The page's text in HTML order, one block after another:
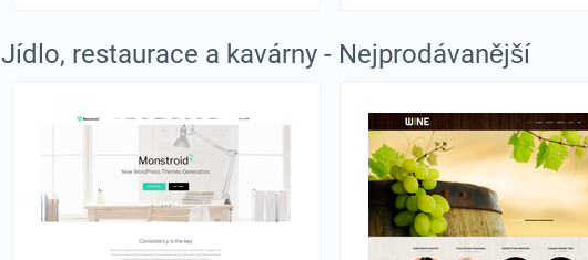
Jídlo, restaurace a kavárny - Nejprodávanější